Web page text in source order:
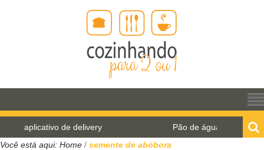
de delivery
Pão de água para o World
Você está aqui: Home / semente de abóbora